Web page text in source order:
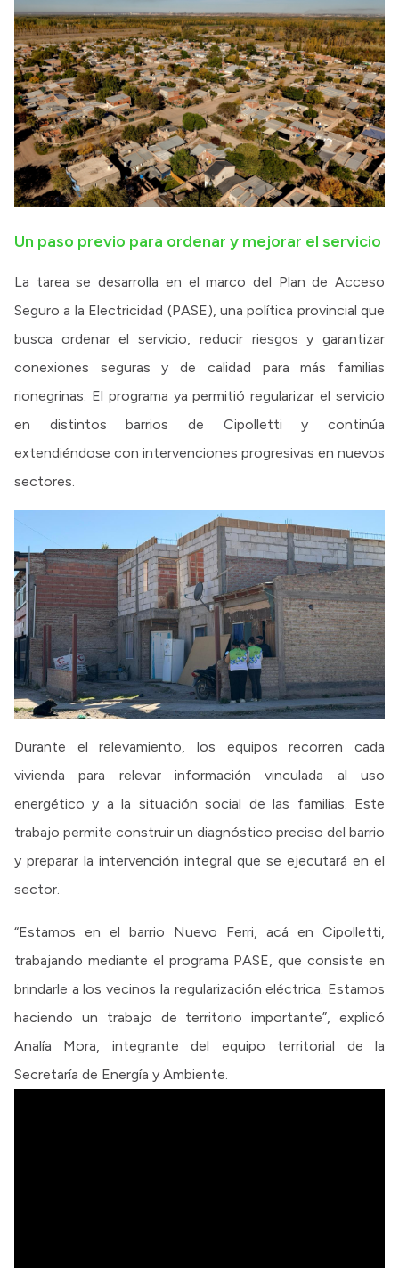
Un paso previo para ordenar y mejorar el servicio
La tarea se desarrolla en el marco del Plan de Acceso
Seguro a la Electricidad (PASE), una política provincial que
busca ordenar el servicio, reducir riesgos y garantizar
conexiones seguras y de calidad para más familias
rionegrinas. El programa ya permitió regularizar el servicio
en distintos barrios de Cipolletti y continúa
extendiéndose con intervenciones progresivas en nuevos
sectores.
Durante el relevamiento, los equipos recorren cada
vivienda para relevar información vinculada al uso
energético y a la situación social de las familias. Este
trabajo permite construir un diagnóstico preciso del barrio
y preparar la intervención integral que se ejecutará en el
sector.
“Estamos en el barrio Nuevo Ferri, acá en Cipolletti,
trabajando mediante el programa PASE, que consiste en
brindarle a los vecinos la regularización eléctrica. Estamos
haciendo un trabajo de territorio importante”, explicó
Analía Mora, integrante del equipo territorial de la
Secretaría de Energía y Ambiente.